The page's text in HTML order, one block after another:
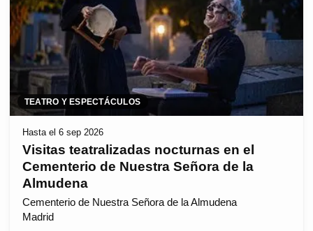
TEATRO Y ESPECTÁCULOS
Hasta el 6 sep 2026
Visitas teatralizadas nocturnas en el
Cementerio de Nuestra Señora de la
Almudena
Cementerio de Nuestra Señora de la Almudena
Madrid